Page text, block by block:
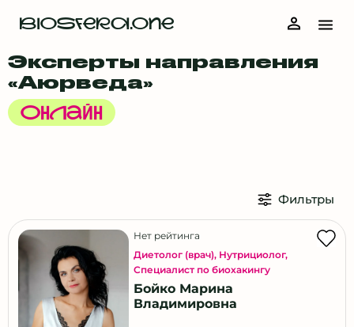
BIOSFERA.ONE
Эксперты направления
«Аюрведа»
Онлайн
Сочи
Ставрополь
Сургут
Тверь
Тольятти
Улан-Удэ
Ульяновск
Уфа
Хабаровск
Хутор Красный Пахарь
Фильтры
Нет рейтинга
Диетолог (врач), Нутрициолог,
Специалист по биохакингу
Бойко Марина
Владимировна